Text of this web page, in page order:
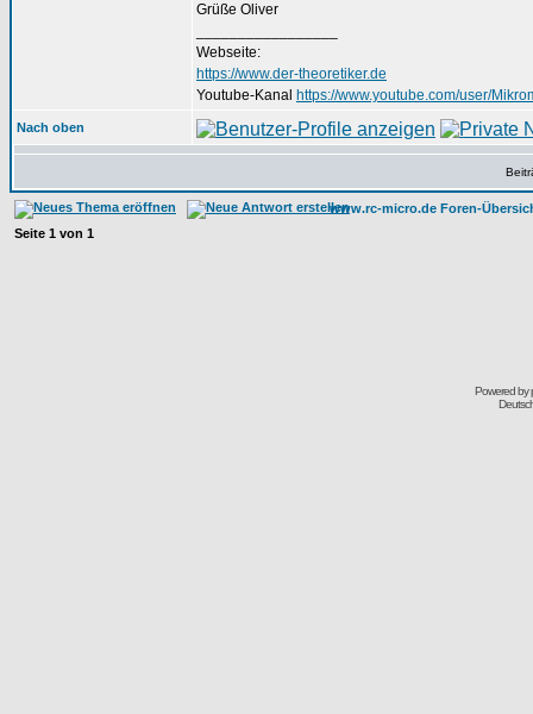
Grüße Oliver
Webseite:
https://www.der-theoretiker.de
Youtube-Kanal https://www.youtube.com/user/
Nach oben
www.rc-micro.de Foren-
Seite 1 von 1
Powered by